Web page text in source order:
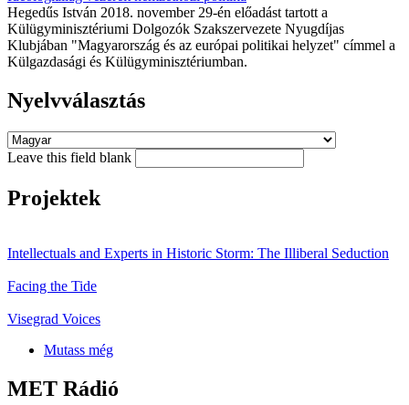
Hegedűs István 2018. november 29-én előadást tartott a
Külügyminisztériumi Dolgozók Szakszervezete Nyugdíjas
Klubjában "Magyarország és az európai politikai helyzet" címmel a
Külgazdasági és Külügyminisztériumban.
Nyelvválasztás
Leave this field blank
Projektek
Intellectuals and Experts in Historic Storm: The Illiberal Seduction
Facing the Tide
Visegrad Voices
Mutass még
MET Rádió